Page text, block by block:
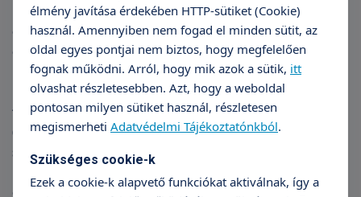
Képesek 10-15 perces történetet végighallgatni és
összetett mondatokat is megértenek. A szókincsben
előtérbe kerül a tárgyak és a jelenségek közötti
kapcsolatok felismerése és nyelvi kifejezése. Ez az
úgy nevezett "miért korszak". Az artikuláció is
folyamatosan fejlődik. Egyes hátul képzett hangok
(k, g, ty, gy, ny), a sziszegő-susogó hangok (s, zs, cs,
sz, z, c) és a r, l hangok igénylik a
legösszehangoltabb beszédszervi mozgásokat, így
ezek tiszta kiejtése csak később jelenik meg.
élmény javítása érdekében HTTP-sütiket (Cookie)
használ. Amennyiben nem fogad el minden sütit, az
oldal egyes pontjai nem biztos, hogy megfelelően
fognak működni. Arról, hogy mik azok a sütik, itt
olvashat részletesebben. Azt, hogy a weboldal
pontosan milyen sütiket használ, részletesen
megismerheti Adatvédelmi Tájékoztatónkból.
Szükséges cookie-k
Ezek a cookie-k alapvető funkciókat aktiválnak, így a